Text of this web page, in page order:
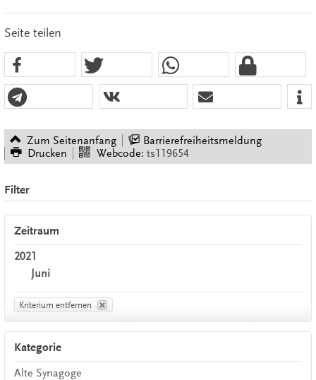
Seite teilen
Zum Seitenanfang
Barrierefreiheitsmeldung
Drucken
Webcode: ts119654
Filter
Zeitraum
2021
Juni
Kriterium entfernen
Kategorie
Alte Synagoge